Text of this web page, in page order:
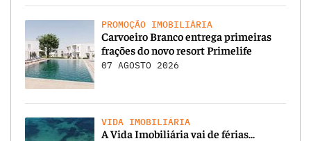
PROMOÇÃO IMOBILIÁRIA
Carvoeiro Branco entrega primeiras
frações do novo resort Primelife
07 AGOSTO 2026
VIDA IMOBILIÁRIA
A Vida Imobiliária vai de férias…